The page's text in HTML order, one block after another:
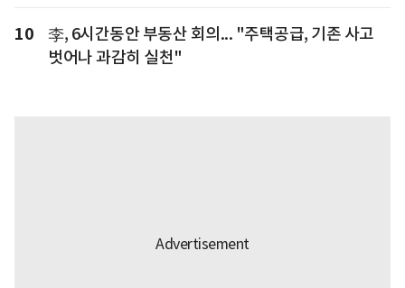
10
李, 6시간동안 부동산 회의... "주택공급, 기존 사고
벗어나 과감히 실천"